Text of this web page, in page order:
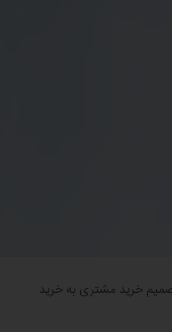
خرید مشتری به خرید